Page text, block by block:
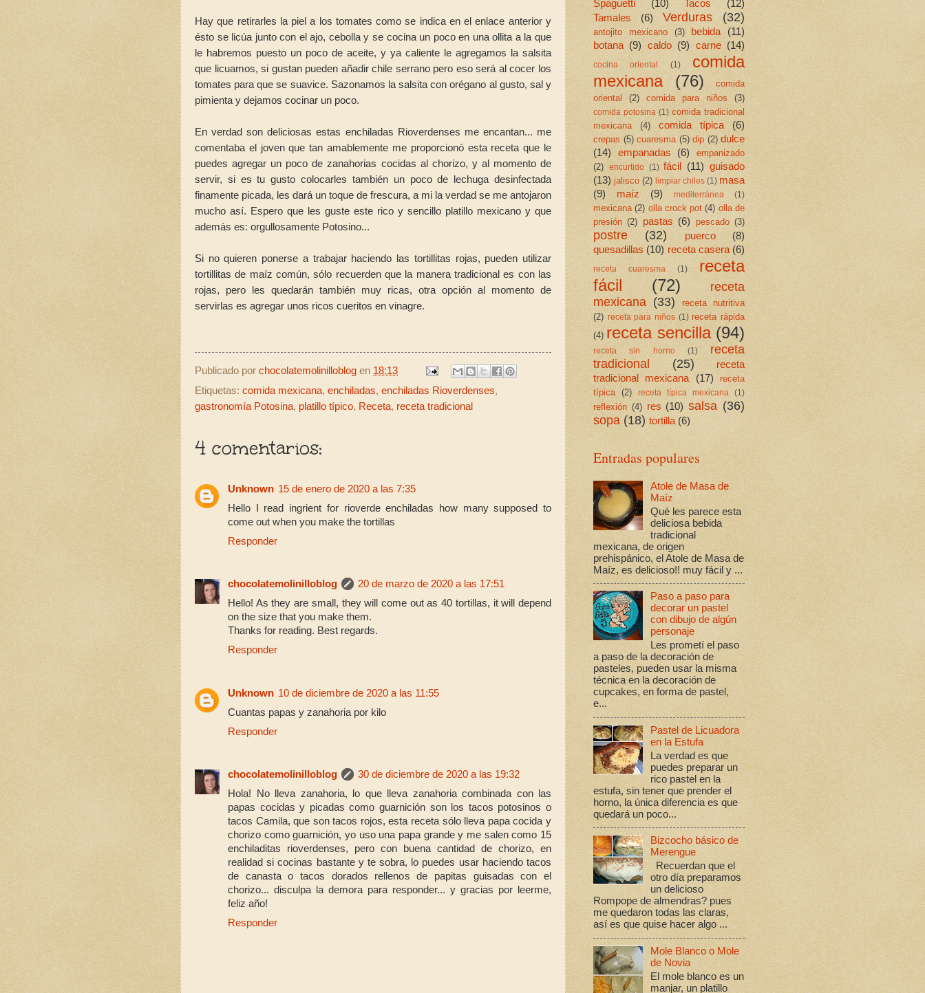
Hay que retirarles la piel a los tomates como se indica en el enlace anterior y
ésto se licúa junto con el ajo, cebolla y se cocina un poco en una ollita a la que
le habremos puesto un poco de aceite, y ya caliente le agregamos la salsita
que licuamos, si gustan pueden añadir chile serrano pero eso será al cocer los
tomates para que se suavice. Sazonamos la salsita con orégano al gusto, sal y
pimienta y dejamos cocinar un poco.
En verdad son deliciosas estas enchiladas Rioverdenses me encantan... me
comentaba el joven que tan amablemente me proporcionó esta receta que le
puedes agregar un poco de zanahorias cocidas al chorizo, y al momento de
servir, si es tu gusto colocarles también un poco de lechuga desinfectada
finamente picada, les dará un toque de frescura, a mi la verdad se me antojaron
mucho así. Espero que les guste este rico y sencillo platillo mexicano y que
además es: orgullosamente Potosino...
Si no quieren ponerse a trabajar haciendo las tortillitas rojas, pueden utilizar
tortillitas de maíz común, sólo recuerden que la manera tradicional es con las
rojas, pero les quedarán también muy ricas, otra opción al momento de
servirlas es agregar unos ricos cueritos en vinagre.
Publicado por chocolatemolinilloblog en 18:13
Etiquetas: comida mexicana, enchiladas, enchiladas Rioverdenses,
gastronomía Potosina, platillo típico, Receta, receta tradicional
4 comentarios:
Unknown 15 de enero de 2020 a las 7:35
Hello I read ingrient for rioverde enchiladas how many supposed to
come out when you make the tortillas
Responder
chocolatemolinilloblog
20 de marzo de 2020 a las 17:51
Hello! As they are small, they will come out as 40 tortillas, it will depend
on the size that you make them.
Thanks for reading. Best regards.
Responder
Unknown 10 de diciembre de 2020 a las 11:55
Cuantas papas y zanahoria por kilo
Responder
chocolatemolinilloblog
30 de diciembre de 2020 a las 19:32
Hola! No lleva zanahoria, lo que lleva zanahoria combinada con las
papas cocidas y picadas como guarnición son los tacos potosinos o
tacos Camila, que son tacos rojos, esta receta sólo lleva papa cocida y
chorizo como guarnición, yo uso una papa grande y me salen como 15
enchiladitas rioverdenses, pero con buena cantidad de chorizo, en
realidad si cocinas bastante y te sobra, lo puedes usar haciendo tacos
de canasta o tacos dorados rellenos de papitas guisadas con el
chorizo... disculpa la demora para responder... y gracias por leerme,
feliz año!
Responder
Spaguetti (10) Tacos
(12)
Tamales
(6) Verduras (32)
antojito mexicano (3) bebida
(11)
botana (9) caldo (9) carne (14)
cocina oriental (1)
comida
mexicana
(76)
comida
oriental
(2) comida para niños (3)
comida potosina (1) comida tradicional
mexicana
(4) comida típica (6)
crepas (5) cuaresma (5) dip (2) dulce
(14)
empanadas (6)
empanizado
(2)
encurtido (1) fácil (11) guisado
(13) jalisco (2) limpiar chiles (1) masa
(9)
maíz (9) mediterránea (1)
mexicana (2) olla crock pot (4) olla de
presión (2) pastas (6) pescado (3)
postre (32) puerco
(8)
quesadillas (10) receta casera (6)
receta cuaresma (1)
receta
fácil
(72)
receta
mexicana (33)
receta nutritiva
(2) receta para niños (1) receta rápida
(4) receta sencilla (94)
receta sin horno (1)
receta
tradicional
(25)
receta
tradicional mexicana
(17)
receta
típica (2) receta típica mexicana (1)
reflexión (4) res (10) salsa (36)
sopa (18) tortilla (6)
Entradas populares
Atole de Masa de
Maíz
Qué les parece esta
deliciosa bebida
tradicional
mexicana, de origen
prehispánico, el Atole de Masa de
Maíz, es delicioso!! muy fácil y ...
Paso a paso para
decorar un pastel
con dibujo de algún
personaje
Les prometí el paso
a paso de la decoración de
pasteles, pueden usar la misma
técnica en la decoración de
cupcakes, en forma de pastel,
e...
Pastel de Licuadora
en la Estufa
La verdad es que
puedes preparar un
rico pastel en la
estufa, sin tener que prender el
horno, la única diferencia es que
quedará un poco...
Bizcocho básico de
Merengue
Recuerdan que el
otro día preparamos
un delicioso
Rompope de almendras? pues
me quedaron todas las claras,
así es que quise hacer algo ...
Mole Blanco o Mole
de Novia
El mole blanco es un
manjar, un platillo